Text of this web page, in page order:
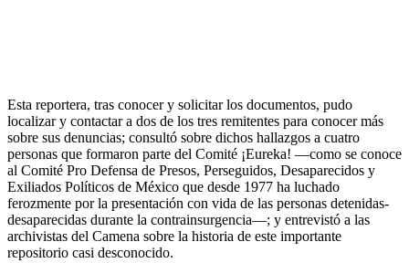
Esta reportera, tras conocer y solicitar los documentos, pudo
localizar y contactar a dos de los tres remitentes para conocer más
sobre sus denuncias; consultó sobre dichos hallazgos a cuatro
personas que formaron parte del Comité ¡Eureka! —como se conoce
al Comité Pro Defensa de Presos, Perseguidos, Desaparecidos y
Exiliados Políticos de México que desde 1977 ha luchado
ferozmente por la presentación con vida de las personas detenidas-
desaparecidas durante la contrainsurgencia—; y entrevistó a las
archivistas del Camena sobre la historia de este importante
repositorio casi desconocido.